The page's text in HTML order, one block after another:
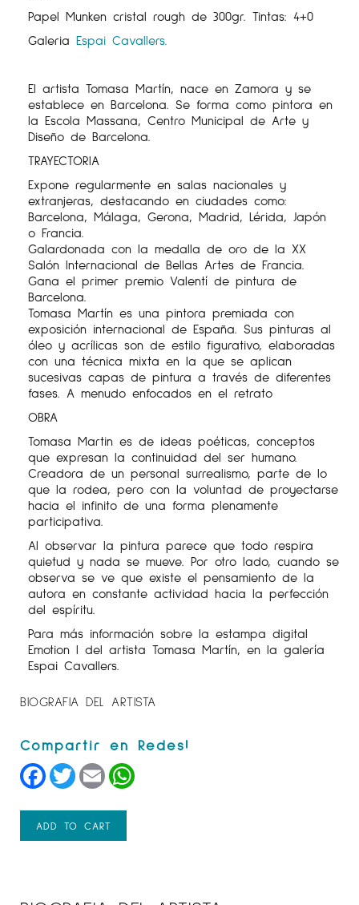
Papel Munken cristal rough de 300gr. Tintas: 4+0
Galeria Espai Cavallers.
El artista Tomasa Martín, nace en Zamora y se
establece en Barcelona. Se forma como pintora en
la Escola Massana, Centro Municipal de Arte y
Diseño de Barcelona.
TRAYECTORIA
Expone regularmente en salas nacionales y
extranjeras, destacando en ciudades como:
Barcelona, Málaga, Gerona, Madrid, Lérida, Japón
o Francia.
Galardonada con la medalla de oro de la XX
Salón Internacional de Bellas Artes de Francia.
Gana el primer premio Valentí de pintura de
Barcelona.
Tomasa Martín es una pintora premiada con
exposición internacional de España. Sus pinturas al
óleo y acrílicas son de estilo figurativo, elaboradas
con una técnica mixta en la que se aplican
sucesivas capas de pintura a través de diferentes
fases. A menudo enfocados en el retrato
OBRA
Tomasa Martin es de ideas poéticas, conceptos
que expresan la continuidad del ser humano.
Creadora de un personal surrealismo, parte de lo
que la rodea, pero con la voluntad de proyectarse
hacia el infinito de una forma plenamente
participativa.
Al observar la pintura parece que todo respira
quietud y nada se mueve. Por otro lado, cuando se
observa se ve que existe el pensamiento de la
autora en constante actividad hacia la perfección
del espíritu.
Para más información sobre la estampa digital
Emotion I del artista Tomasa Martín, en la galería
Espai Cavallers.
BIOGRAFIA DEL ARTISTA
Facebook
TwitterEmail
ADD TO CART